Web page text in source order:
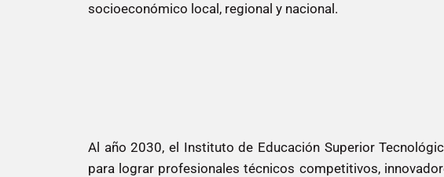
socioeconómico local, regional y nacional.
Al año 2030, el Instituto de Educación Superior
para lograr profesionales técnicos competitivos,